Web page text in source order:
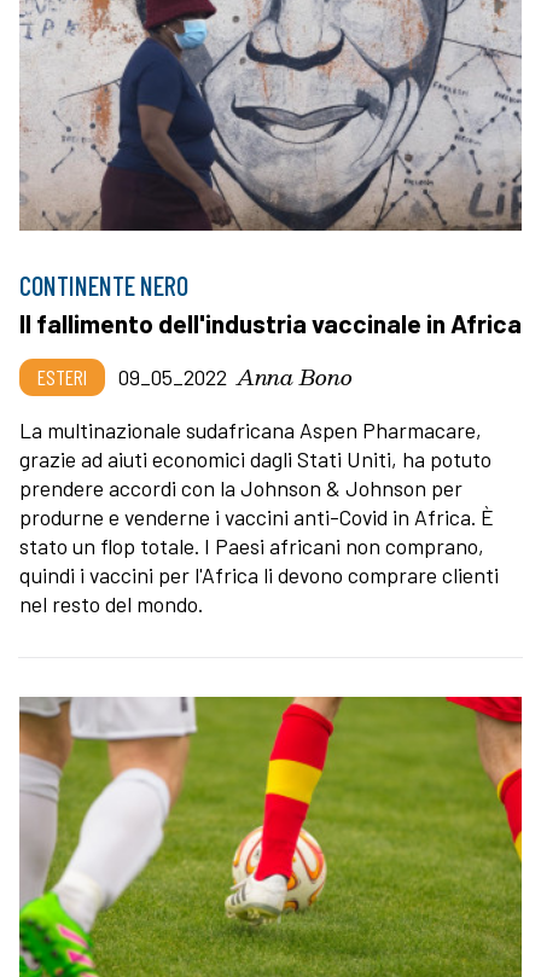
CONTINENTE NERO
Il fallimento dell'industria vaccinale in Africa
ESTERI 09_05_2022 Anna Bono
La multinazionale sudafricana Aspen Pharmacare,
grazie ad aiuti economici dagli Stati Uniti, ha potuto
prendere accordi con la Johnson & Johnson per
produrne e venderne i vaccini anti-Covid in Africa. È
stato un flop totale. I Paesi africani non comprano,
quindi i vaccini per l'Africa li devono comprare clienti
nel resto del mondo.